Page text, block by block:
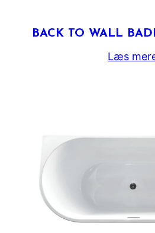
BACK TO WALL
Læs